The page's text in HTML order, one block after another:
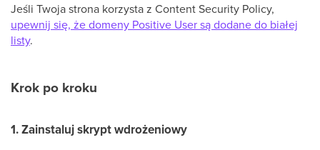
Jeśli Twoja strona korzysta z Content Security Policy,
upewnij się, że domeny Positive User są dodane do białej
listy.
Krok po kroku
1. Zainstaluj skrypt wdrożeniowy